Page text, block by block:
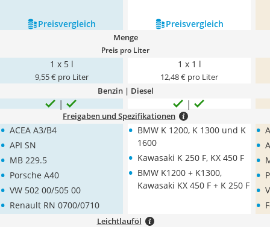
Preis­vergleich Preis­vergleich
Menge
Preis pro Liter
1 x 5 l
9,55 € pro Liter
1 x 1 l
12,48 € pro Liter
Benzin | Diesel
Freigaben und Spezifikationen
• ACEA A3/B4
• API SN
• MB 229.5
• Porsche A40
• VW 502 00/505 00
• Renault RN 0700/0710
• BMW K 1200, K 1300 und K
1600
• Kawasaki K 250 F, KX 450 F
• BMW K1200 + K1300,
Kawasaki KX 450 F + K 250 F
•
•
•
•
•
•
Leichtlauföl